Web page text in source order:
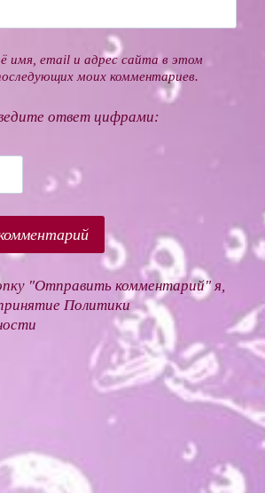
имя, email и адрес сайта в этом
моих комментариев.
ответ цифрами:
"Отправить комментарий" я,
Политики